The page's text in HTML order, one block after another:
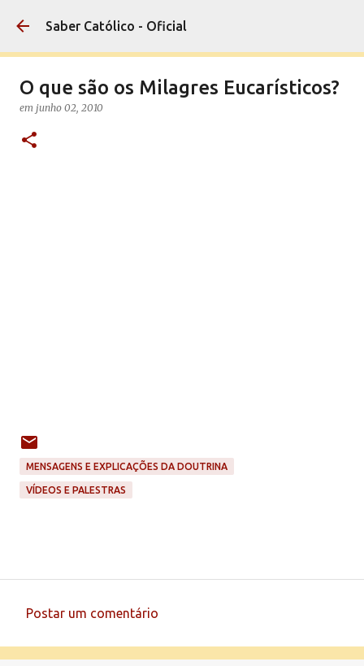
Pular para o conteúdo principal
Saber Católico - Oficial
O que são os Milagres Eucarísticos?
em junho 02, 2010
MENSAGENS E EXPLICAÇÕES DA DOUTRINA
VÍDEOS E PALESTRAS
Postar um comentário